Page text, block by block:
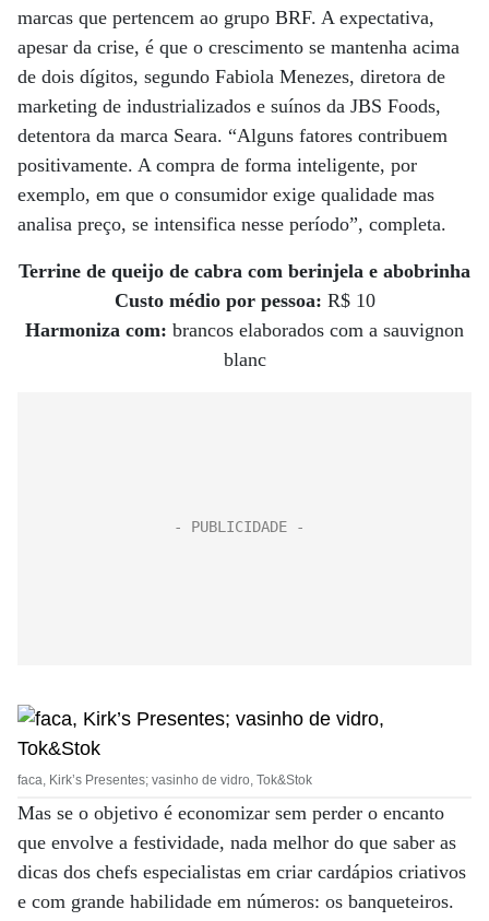
marcas que pertencem ao grupo BRF. A expectativa,
apesar da crise, é que o crescimento se mantenha acima
de dois dígitos, segundo Fabiola Menezes, diretora de
marketing de industrializados e suínos da JBS Foods,
detentora da marca Seara. “Alguns fatores contribuem
positivamente. A compra de forma inteligente, por
exemplo, em que o consumidor exige qualidade mas
analisa preço, se intensifica nesse período”, completa.
Terrine de queijo de cabra com berinjela e abobrinha
Custo médio por pessoa: R$ 10
Harmoniza com: brancos elaborados com a sauvignon
blanc
faca, Kirk’s Presentes; vasinho de vidro, Tok&Stok
Mas se o objetivo é economizar sem perder o encanto
que envolve a festividade, nada melhor do que saber as
dicas dos chefs especialistas em criar cardápios criativos
e com grande habilidade em números: os banqueteiros.